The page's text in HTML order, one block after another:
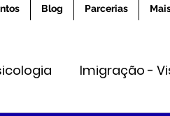
Blog Parcerias
Imigração -